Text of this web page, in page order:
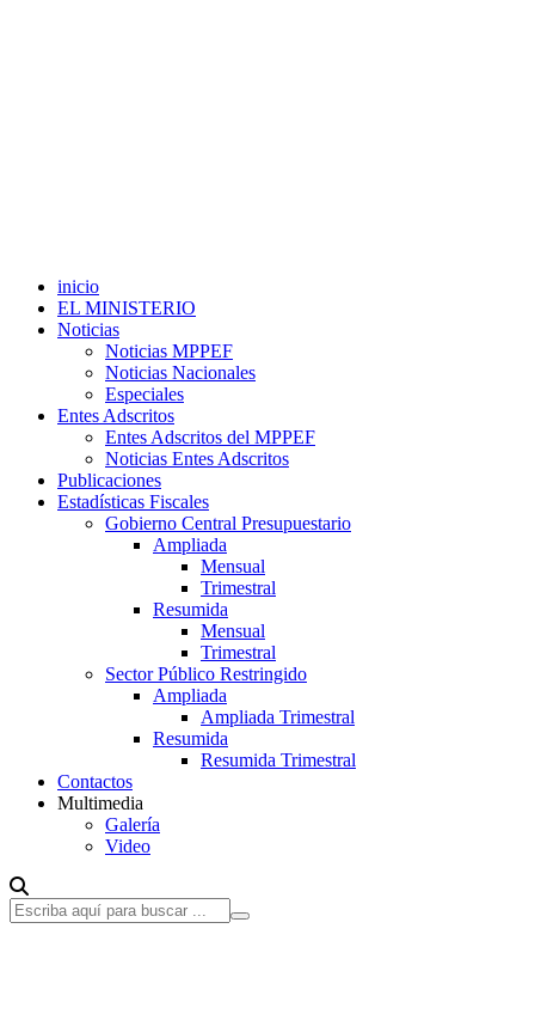
inicio
EL MINISTERIO
Noticias
Noticias MPPEF
Noticias Nacionales
Especiales
Entes Adscritos
Entes Adscritos del MPPEF
Noticias Entes Adscritos
Publicaciones
Estadísticas Fiscales
Gobierno Central Presupuestario
Ampliada
Mensual
Trimestral
Resumida
Mensual
Trimestral
Sector Público Restringido
Ampliada
Ampliada Trimestral
Resumida
Resumida Trimestral
Contactos
Multimedia
Galería
Video